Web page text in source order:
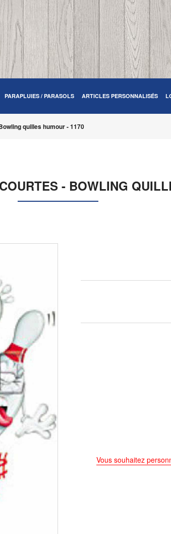
PARAPLUIES / PARASOLS ARTICLES PERSONNALISÉS
quilles humour - 1170
- BOWLING
Vous souhaitez